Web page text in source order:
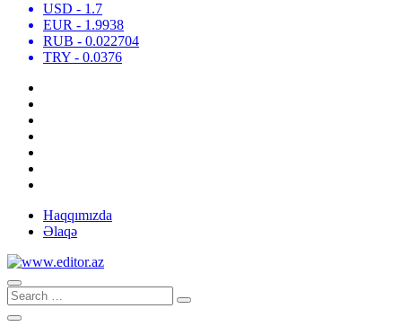
USD - 1.7
EUR - 1.9938
RUB - 0.022704
TRY - 0.0376
Haqqımızda
Əlaqə